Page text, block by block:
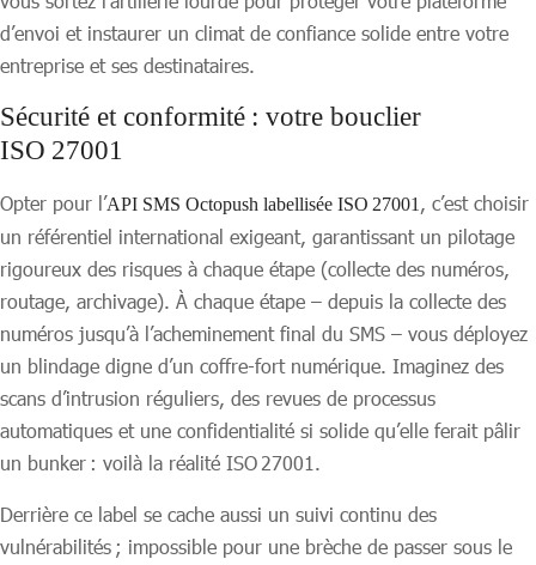
d’envoi et instaurer un climat de confiance solide entre votre
entreprise et ses destinataires.
Sécurité et conformité : votre bouclier
ISO 27001
Opter pour l’API SMS Octopush labellisée ISO 27001 , c’est choisir
un référentiel international exigeant, garantissant un pilotage
rigoureux des risques à chaque étape (collecte des numéros,
routage, archivage). À chaque étape – depuis la collecte des
numéros jusqu’à l’acheminement final du SMS – vous déployez
un blindage digne d’un coffre-fort numérique. Imaginez des
scans d’intrusion réguliers, des revues de processus
automatiques et une confidentialité si solide qu’elle ferait pâlir
un bunker : voilà la réalité ISO 27001.
Derrière ce label se cache aussi un suivi continu des
vulnérabilités ; impossible pour une brèche de passer sous le